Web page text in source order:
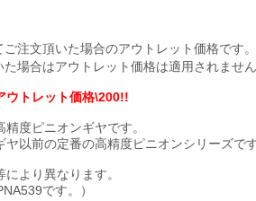
注文頂いた場合のアウトレット価格です。
場合はアウトレット価格は適用されませ
ウトレット価格\200!!
度ピニオンギヤです。
ヤ以前の定番の高精度ピニオンシリーズで
より異なります。
です。）